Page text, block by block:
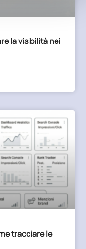
la visibilità nei
tracciare le